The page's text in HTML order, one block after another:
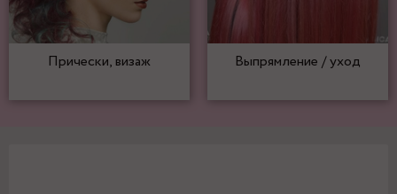
Прически, визаж Выпрямление / уход